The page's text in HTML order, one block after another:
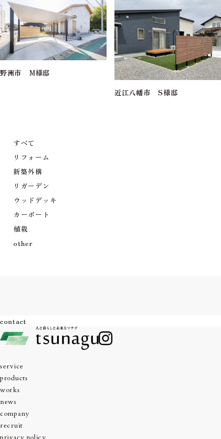
野洲市 M様邸
近江八幡市 S様邸
すべて
リフォーム
新築外構
リガーデン
ウッドデッキ
カーポート
植栽
other
service
products
works
news
company
recruit
contact